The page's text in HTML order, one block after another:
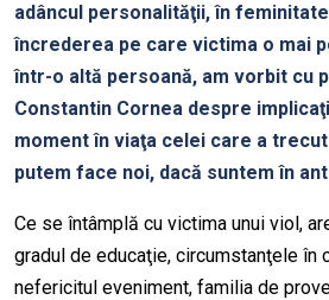
adâncul personalităţii, în
încrederea pe care victima o mai
într-o altă persoană, am vorbit cu
Constantin Cornea despre
moment în viaţa celei care a
putem face noi, dacă suntem în
Ce se întâmplă cu victima unui viol,
gradul de educaţie, circumstanţele în
nefericitul eveniment, familia de